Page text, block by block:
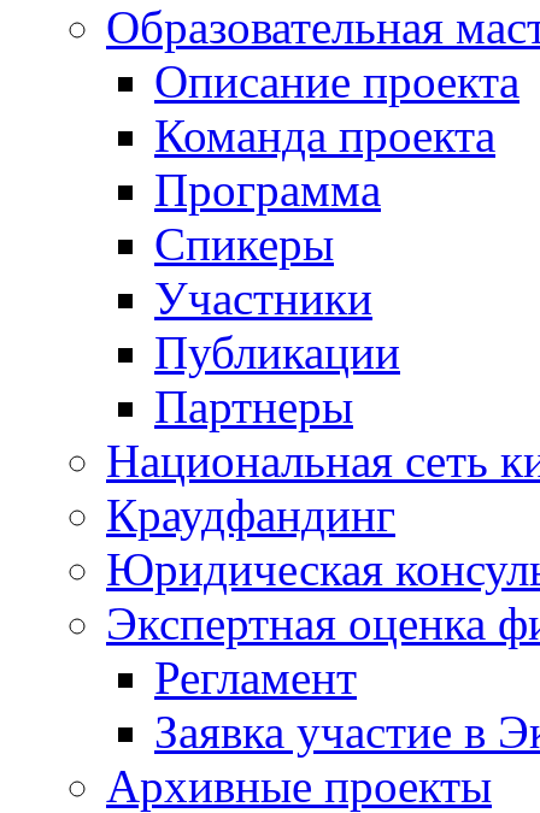
Образовательная
Описание проекта
Команда проекта
Программа
Спикеры
Участники
Публикации
Партнеры
Национальная сеть
Краудфандинг
Юридическая
Экспертная оценка
Регламент
Заявка участие в
Архивные проекты